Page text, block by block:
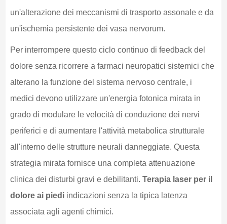
un'alterazione dei meccanismi di trasporto assonale e da
un'ischemia persistente dei vasa nervorum.
Per interrompere questo ciclo continuo di feedback del
dolore senza ricorrere a farmaci neuropatici sistemici che
alterano la funzione del sistema nervoso centrale, i
medici devono utilizzare un'energia fotonica mirata in
grado di modulare le velocità di conduzione dei nervi
periferici e di aumentare l'attività metabolica strutturale
all'interno delle strutture neurali danneggiate. Questa
strategia mirata fornisce una completa attenuazione
clinica dei disturbi gravi e debilitanti. Terapia laser per il
dolore ai piediindicazioni senza la tipica latenza
associata agli agenti chimici.